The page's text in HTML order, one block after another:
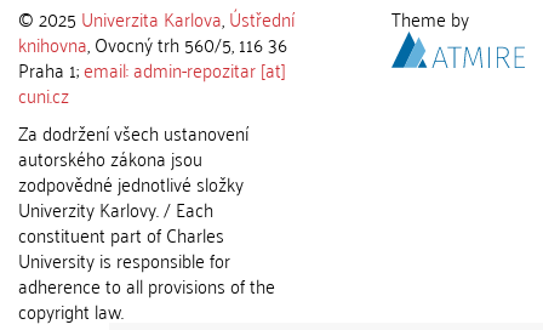
© 2025 Univerzita Karlova,Ústřední
knihovna, Ovocný trh 560/5, 116 36
Praha 1;email: admin-repozitar [at]
cuni.cz
Za dodržení všech ustanovení
autorského zákona jsou
zodpovědné jednotlivé složky
Univerzity Karlovy. / Each
constituent part of Charles
University is responsible for
adherence to all provisions of the
copyright law.
Theme by